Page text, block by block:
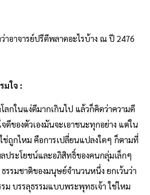
าอาจารย์ปรีดีพลาดอะไรบ้าง ณ ปี 2476
มใจ :
ลกในแง่ดีมากเกินไป แล้วก็คิดว่าความดี
จดีของตัวเองมันจะเอาชนะทุกอย่าง แต่ใน
ช่ถูกไหม คือการเปลี่ยนแปลงใดๆ ก็ตามที่
ประโยชน์และอภิสิทธิ์ของคนกลุ่มเล็กๆ
รรมชาติของมนุษย์จำนวนหนึ่ง ยกเว้นว่า
ม บรรลุธรรมแบบพระพุทธเจ้า ใช่ไหม